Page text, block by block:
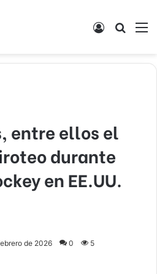
Acceso
entre ellos el
durante
en EE.UU.
de 2026 0 5